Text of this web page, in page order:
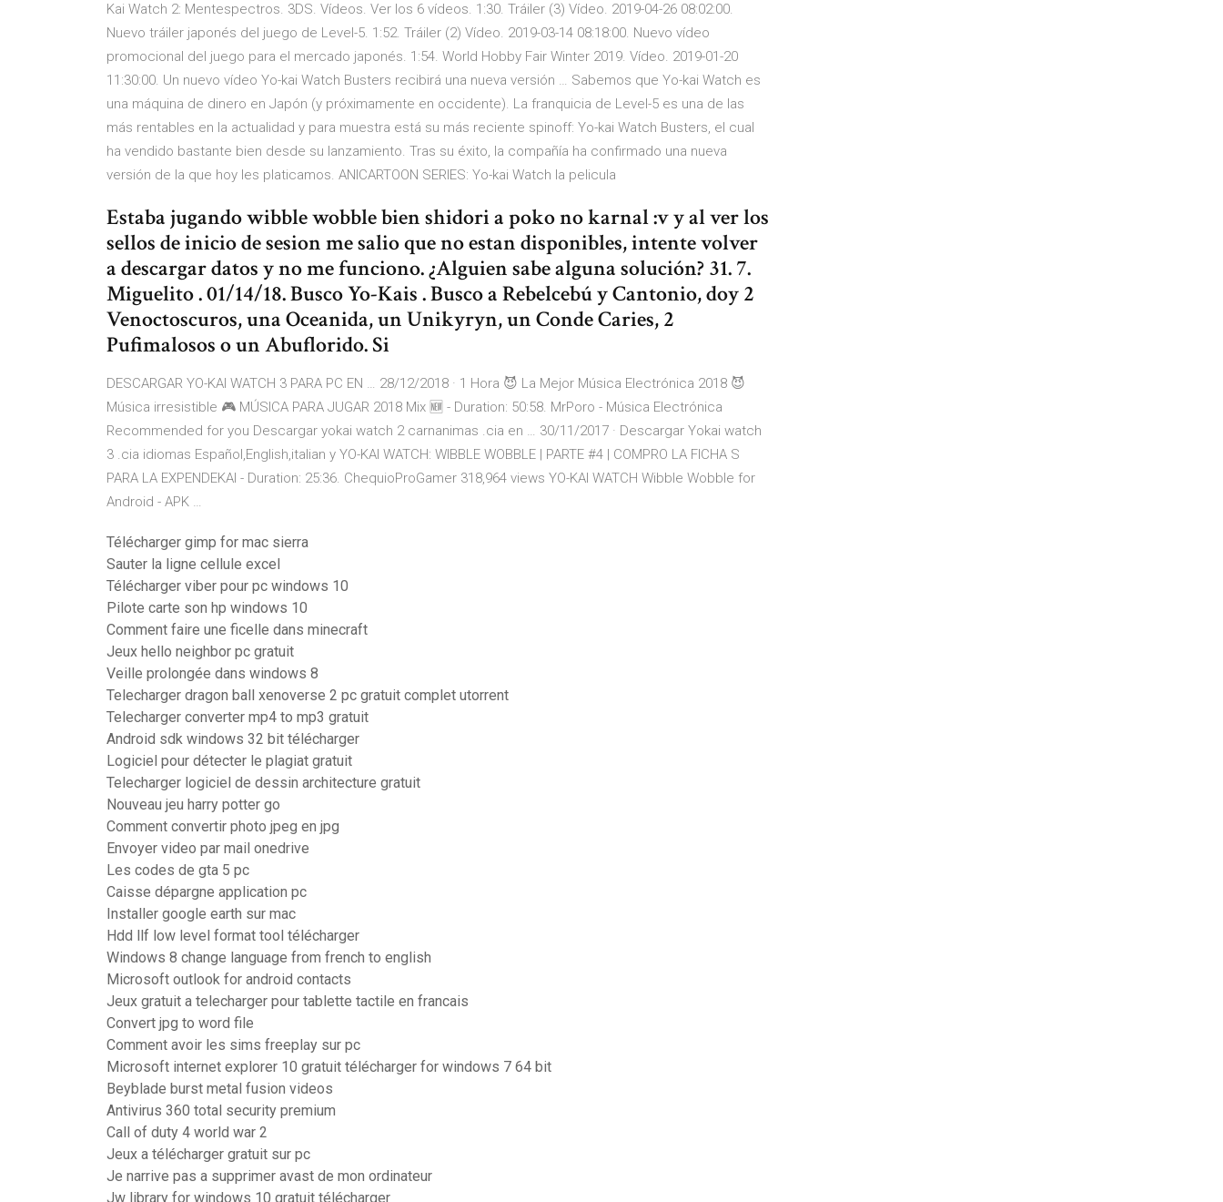
Kai Watch 2: Mentespectros. 3DS. Vídeos. Ver los 6 vídeos. 1:30. Tráiler (3) Vídeo. 2019-04-26 08:02:00.
Nuevo tráiler japonés del juego de Level-5. 1:52. Tráiler (2) Vídeo. 2019-03-14 08:18:00. Nuevo vídeo
promocional del juego para el mercado japonés. 1:54. World Hobby Fair Winter 2019. Vídeo. 2019-01-20
11:30:00. Un nuevo vídeo Yo-kai Watch Busters recibirá una nueva versión … Sabemos que Yo-kai Watch es
una máquina de dinero en Japón (y próximamente en occidente). La franquicia de Level-5 es una de las
más rentables en la actualidad y para muestra está su más reciente spinoff: Yo-kai Watch Busters, el cual
ha vendido bastante bien desde su lanzamiento. Tras su éxito, la compañía ha confirmado una nueva
versión de la que hoy les platicamos. ANICARTOON SERIES: Yo-kai Watch la pelicula
Estaba jugando wibble wobble bien shidori a poko no karnal :v y al ver los
sellos de inicio de sesion me salio que no estan disponibles, intente volver
a descargar datos y no me funciono. ¿Alguien sabe alguna solución? 31. 7.
Miguelito . 01/14/18. Busco Yo-Kais . Busco a Rebelcebú y Cantonio, doy 2
Venoctoscuros, una Oceanida, un Unikyryn, un Conde Caries, 2
Pufimalosos o un Abuflorido. Si
DESCARGAR YO-KAI WATCH 3 PARA PC EN … 28/12/2018 · 1 Hora 😈 La Mejor Música Electrónica 2018 😈
Música irresistible 🎮 MÚSICA PARA JUGAR 2018 Mix 🆕 - Duration: 50:58. MrPoro - Música Electrónica
Recommended for you Descargar yokai watch 2 carnanimas .cia en … 30/11/2017 · Descargar Yokai watch
3 .cia idiomas Español,English,italian y YO-KAI WATCH: WIBBLE WOBBLE | PARTE #4 | COMPRO LA FICHA S
PARA LA EXPENDEKAI - Duration: 25:36. ChequioProGamer 318,964 views YO-KAI WATCH Wibble Wobble for
Android - APK …
Télécharger gimp for mac sierra
Sauter la ligne cellule excel
Télécharger viber pour pc windows 10
Pilote carte son hp windows 10
Comment faire une ficelle dans minecraft
Jeux hello neighbor pc gratuit
Veille prolongée dans windows 8
Telecharger dragon ball xenoverse 2 pc gratuit complet utorrent
Telecharger converter mp4 to mp3 gratuit
Android sdk windows 32 bit télécharger
Logiciel pour détecter le plagiat gratuit
Telecharger logiciel de dessin architecture gratuit
Nouveau jeu harry potter go
Comment convertir photo jpeg en jpg
Envoyer video par mail onedrive
Les codes de gta 5 pc
Caisse dépargne application pc
Installer google earth sur mac
Hdd llf low level format tool télécharger
Windows 8 change language from french to english
Microsoft outlook for android contacts
Jeux gratuit a telecharger pour tablette tactile en francais
Convert jpg to word file
Comment avoir les sims freeplay sur pc
Microsoft internet explorer 10 gratuit télécharger for windows 7 64 bit
Beyblade burst metal fusion videos
Antivirus 360 total security premium
Call of duty 4 world war 2
Jeux a télécharger gratuit sur pc
Je narrive pas a supprimer avast de mon ordinateur
Jw library for windows 10 gratuit télécharger